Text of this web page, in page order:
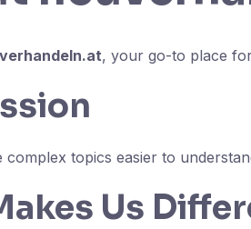
, your go-to place
complex topics easier to
Us